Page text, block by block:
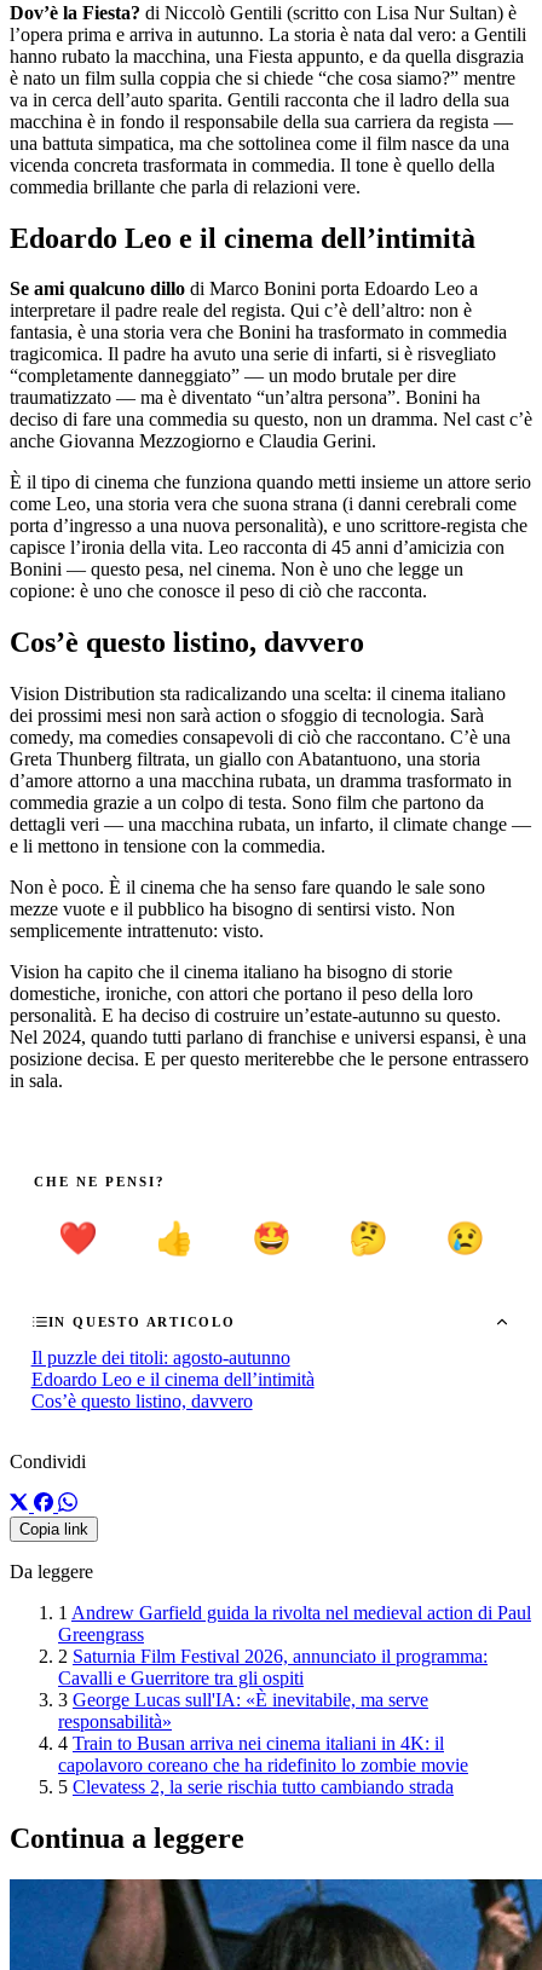
Dov’è la Fiesta? di Niccolò Gentili (scritto con Lisa Nur Sultan) è
l’opera prima e arriva in autunno. La storia è nata dal vero: a Gentili
hanno rubato la macchina, una Fiesta appunto, e da quella disgrazia
è nato un film sulla coppia che si chiede “che cosa siamo?” mentre
va in cerca dell’auto sparita. Gentili racconta che il ladro della sua
macchina è in fondo il responsabile della sua carriera da regista —
una battuta simpatica, ma che sottolinea come il film nasce da una
vicenda concreta trasformata in commedia. Il tone è quello della
commedia brillante che parla di relazioni vere.
Edoardo Leo e il cinema dell’intimità
Se ami qualcuno dillo di Marco Bonini porta Edoardo Leo a
interpretare il padre reale del regista. Qui c’è dell’altro: non è
fantasia, è una storia vera che Bonini ha trasformato in commedia
tragicomica. Il padre ha avuto una serie di infarti, si è risvegliato
“completamente danneggiato” — un modo brutale per dire
traumatizzato — ma è diventato “un’altra persona”. Bonini ha
deciso di fare una commedia su questo, non un dramma. Nel cast c’è
anche Giovanna Mezzogiorno e Claudia Gerini.
È il tipo di cinema che funziona quando metti insieme un attore serio
come Leo, una storia vera che suona strana (i danni cerebrali come
porta d’ingresso a una nuova personalità), e uno scrittore-regista che
capisce l’ironia della vita. Leo racconta di 45 anni d’amicizia con
Bonini — questo pesa, nel cinema. Non è uno che legge un
copione: è uno che conosce il peso di ciò che racconta.
Cos’è questo listino, davvero
Vision Distribution sta radicalizando una scelta: il cinema italiano
dei prossimi mesi non sarà action o sfoggio di tecnologia. Sarà
comedy, ma comedies consapevoli di ciò che raccontano. C’è una
Greta Thunberg filtrata, un giallo con Abatantuono, una storia
d’amore attorno a una macchina rubata, un dramma trasformato in
commedia grazie a un colpo di testa. Sono film che partono da
dettagli veri — una macchina rubata, un infarto, il climate change —
e li mettono in tensione con la commedia.
Non è poco. È il cinema che ha senso fare quando le sale sono
mezze vuote e il pubblico ha bisogno di sentirsi visto. Non
semplicemente intrattenuto: visto.
Vision ha capito che il cinema italiano ha bisogno di storie
domestiche, ironiche, con attori che portano il peso della loro
personalità. E ha deciso di costruire un’estate-autunno su questo.
Nel 2024, quando tutti parlano di franchise e universi espansi, è una
posizione decisa. E per questo meriterebbe che le persone entrassero
in sala.
CHE NE PENSI?
❤️ 👍 🤩 🤔 😢
IN QUESTO ARTICOLO
Il puzzle dei titoli: agosto-autunno
Edoardo Leo e il cinema dell’intimità
Cos’è questo listino, davvero
Condividi
Copia link
Da leggere
1 Andrew Garfield guida la rivolta nel medieval action di Paul
Greengrass
2 Saturnia Film Festival 2026, annunciato il programma:
Cavalli e Guerritore tra gli ospiti
3 George Lucas sull'IA: «È inevitabile, ma serve
responsabilità»
4 Train to Busan arriva nei cinema italiani in 4K: il
capolavoro coreano che ha ridefinito lo zombie movie
5 Clevatess 2, la serie rischia tutto cambiando strada
Continua a leggere